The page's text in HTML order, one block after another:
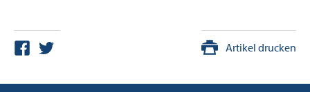
Artikel drucken